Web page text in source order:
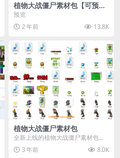
植物大战僵尸素材包【可预
览】
预览
2 年前
13.8K
植物大战僵尸素材包
全新上线的植物大战僵尸素材包，
内含48个精选资源，涵盖角色、场
景、音效等多样内容...
3 年前 8.0K